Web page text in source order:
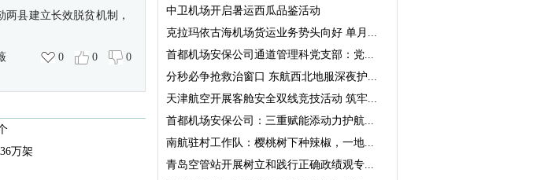
县建立长效脱贫机制，
0 0 0
万架
中卫机场开启暑运西瓜品鉴活动
克拉玛依古海机场货运业务势头向好 单月...
首都机场安保公司通道管理科党支部：党...
分秒必争抢救治窗口 东航西北地服深夜护...
天津航空开展客舱安全双线竞技活动 筑牢...
首都机场安保公司：三重赋能添动力护航...
南航驻村工作队：樱桃树下种辣椒，一地...
青岛空管站开展树立和践行正确政绩观专...